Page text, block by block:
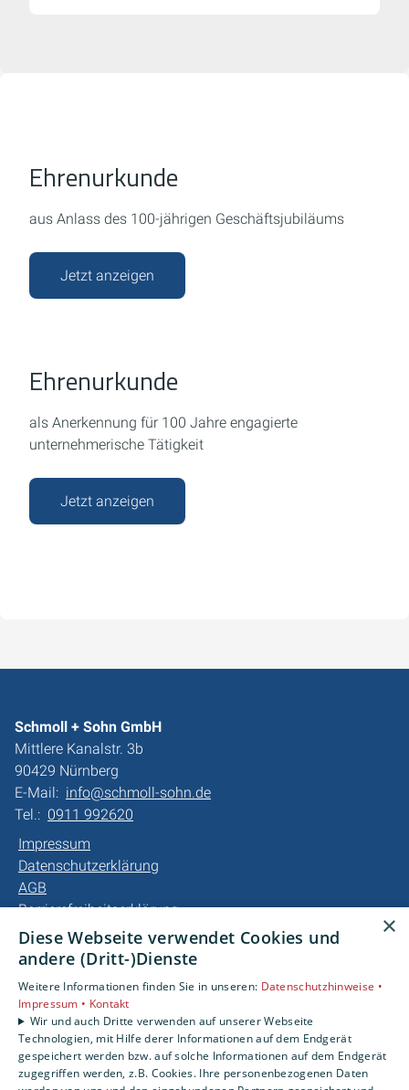
Ehrenurkunde
aus Anlass des 100-jährigen Geschäftsjubiläums
Jetzt anzeigen
Ehrenurkunde
als Anerkennung für 100 Jahre engagierte
unternehmerische Tätigkeit
Jetzt anzeigen
Schmoll + Sohn GmbH
Mittlere Kanalstr. 3b
90429 Nürnberg
E-Mail: info@schmoll-sohn.de
Tel.: 0911 992620
Impressum
Datenschutzerklärung
AGB
Barrierefreiheitserklärung
Unsere Bereiche
Gewerbekunden
Karriere
Unternehmen
Kontakt
×
Diese Webseite verwendet Cookies und
andere (Dritt-)Dienste
Weitere Informationen finden Sie in unseren: Datenschutzhinweise •
Impressum • Kontakt
Wir und auch Dritte verwenden auf unserer Webseite
Technologien, mit Hilfe derer Informationen auf dem Endgerät
gespeichert werden bzw. auf solche Informationen auf dem Endgerät
zugegriffen werden, z.B. Cookies. Ihre personenbezogenen Daten